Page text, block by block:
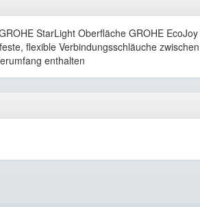
StarLight Oberfläche GROHE
flexible Verbindungsschläuche
enthalten